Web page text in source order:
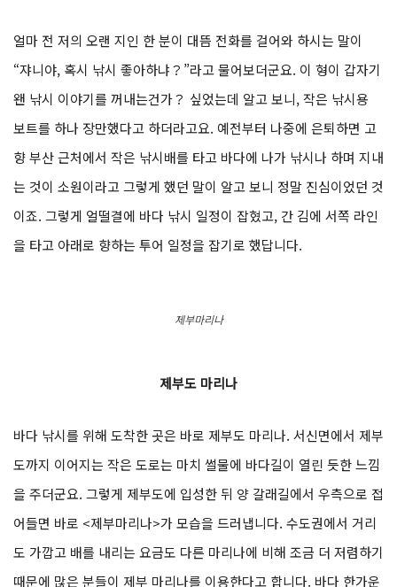
얼마 전 저의 오랜 지인 한 분이 대뜸 전화를 걸어와 하시는 말이
“쟈니야, 혹시 낚시 좋아하냐？”라고 물어보더군요. 이 형이 갑자기
왠 낚시 이야기를 꺼내는건가？ 싶었는데 알고 보니, 작은 낚시용
보트를 하나 장만했다고 하더라고요. 예전부터 나중에 은퇴하면 고
향 부산 근처에서 작은 낚시배를 타고 바다에 나가 낚시나 하며 지내
는 것이 소원이라고 그렇게 했던 말이 알고 보니 정말 진심이었던 것
이죠. 그렇게 얼떨결에 바다 낚시 일정이 잡혔고, 간 김에 서쪽 라인
을 타고 아래로 향하는 투어 일정을 잡기로 했답니다.
제부마리나
제부도 마리나
바다 낚시를 위해 도착한 곳은 바로 제부도 마리나. 서신면에서 제부
도까지 이어지는 작은 도로는 마치 썰물에 바다길이 열린 듯한 느낌
을 주더군요. 그렇게 제부도에 입성한 뒤 양 갈래길에서 우측으로 접
어들면 바로 <제부마리나>가 모습을 드러냅니다. 수도권에서 거리
도 가깝고 배를 내리는 요금도 다른 마리나에 비해 조금 더 저렴하기
때문에 많은 분들이 제부 마리나를 이용한다고 합니다. 바다 한가운